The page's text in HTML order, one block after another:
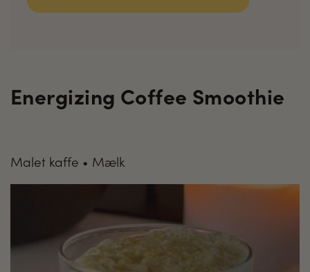
Energizing Coffee Smoothie
Malet kaffe • Mælk